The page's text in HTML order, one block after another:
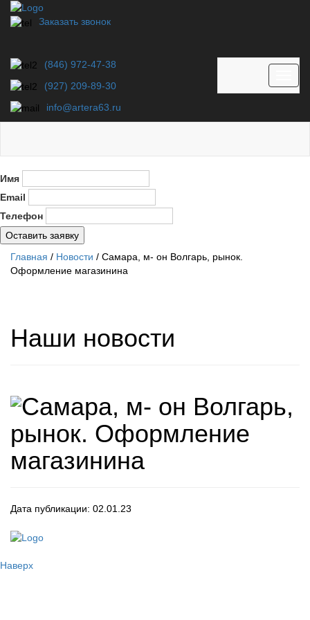
Заказать звонок
(846) 972-47-38
(927) 209-89-30
info@artera63.ru
Имя
Email
Телефон
Оставить заявку
Главная / Новости / Самара, м- он Волгарь, рынок.
Оформление магазинина
Наши новости
Самара, м- он Волгарь,
рынок. Оформление
магазинина
Дата публикации: 02.01.23
Наверх